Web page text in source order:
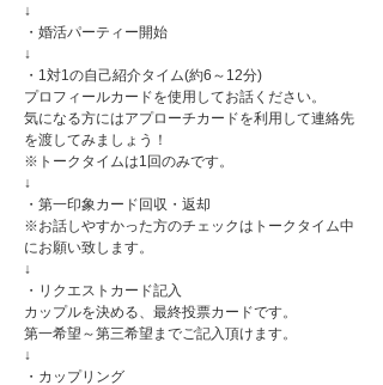
↓
・婚活パーティー開始
↓
・1対1の自己紹介タイム(約6～12分)
プロフィールカードを使用してお話ください。
気になる方にはアプローチカードを利用して連絡先
を渡してみましょう！
※トークタイムは1回のみです。
↓
・第一印象カード回収・返却
※お話しやすかった方のチェックはトークタイム中
にお願い致します。
↓
・リクエストカード記入
カップルを決める、最終投票カードです。
第一希望～第三希望までご記入頂けます。
↓
・カップリング